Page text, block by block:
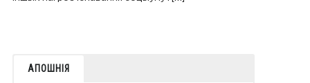
АПОШНІЯ